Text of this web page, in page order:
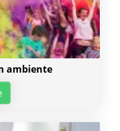
ambiente